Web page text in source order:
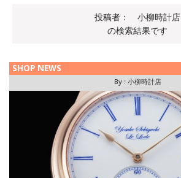
投稿者：
小柳時計店
の検索結果です
SHOP NEWS
By : 小柳時計店